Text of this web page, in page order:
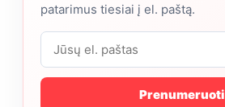
patarimus tiesiai į el. paštą.
Prenumeruoti